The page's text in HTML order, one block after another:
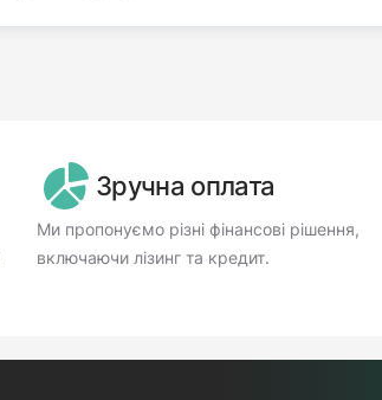
Зручна оплата
Ми пропонуємо різні фінансові рішення,
включаючи лізинг та кредит.